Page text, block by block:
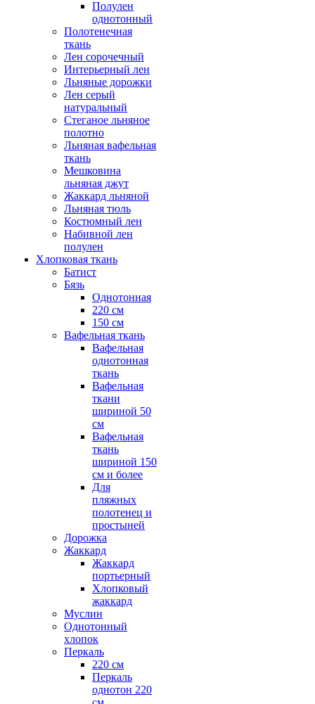
Полулен
однотонный
Полотенечная
ткань
Лен сорочечный
Интерьерный лен
Льняные дорожки
Лен серый
натуральный
Стеганое льняное
полотно
Льняная вафельная
ткань
Мешковина
льняная джут
Жаккард льняной
Льняная тюль
Костюмный лен
Набивной лен
полулен
Хлопковая ткань
Батист
Бязь
Однотонная
220 см
150 см
Вафельная ткань
Вафельная
однотонная
ткань
Вафельная
ткани
шириной 50
см
Вафельная
ткань
шириной 150
см и более
Для
пляжных
полотенец и
простыней
Дорожка
Жаккард
Жаккард
портьерный
Хлопковый
жаккард
Муслин
Однотонный
хлопок
Перкаль
220 см
Перкаль
однотон 220